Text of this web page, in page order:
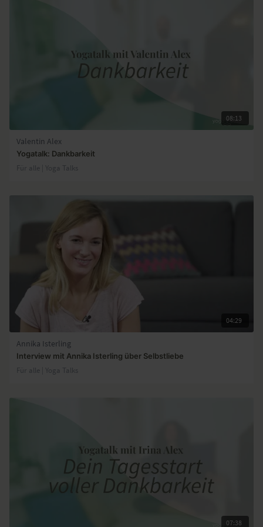
08:13
Valentin Alex
Yogatalk: Dankbarkeit
Für alle | Yoga Talks
04:29
Annika Isterling
Interview mit Annika Isterling über Selbstliebe
Für alle | Yoga Talks
07:38